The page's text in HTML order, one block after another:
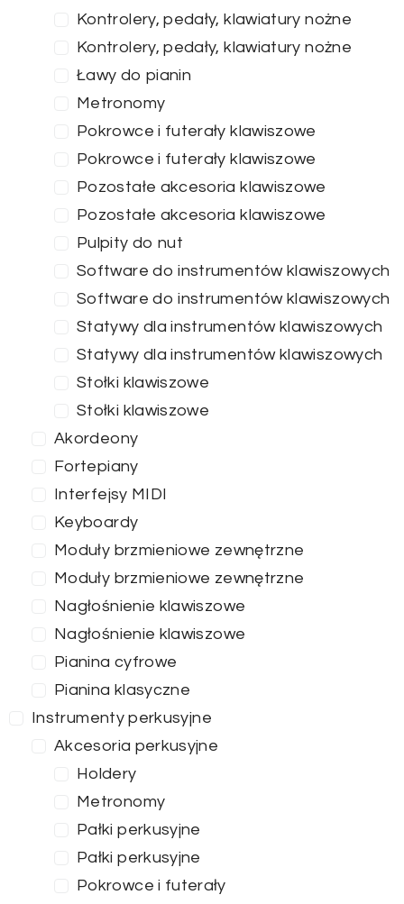
Kontrolery, pedały, klawiatury nożne
Kontrolery, pedały, klawiatury nożne
Ławy do pianin
Metronomy
Pokrowce i futerały klawiszowe
Pokrowce i futerały klawiszowe
Pozostałe akcesoria klawiszowe
Pozostałe akcesoria klawiszowe
Pulpity do nut
Software do instrumentów klawiszowych
Software do instrumentów klawiszowych
Statywy dla instrumentów klawiszowych
Statywy dla instrumentów klawiszowych
Stołki klawiszowe
Stołki klawiszowe
Akordeony
Fortepiany
Interfejsy MIDI
Keyboardy
Moduły brzmieniowe zewnętrzne
Moduły brzmieniowe zewnętrzne
Nagłośnienie klawiszowe
Nagłośnienie klawiszowe
Pianina cyfrowe
Pianina klasyczne
Instrumenty perkusyjne
Akcesoria perkusyjne
Holdery
Metronomy
Pałki perkusyjne
Pałki perkusyjne
Pokrowce i futerały